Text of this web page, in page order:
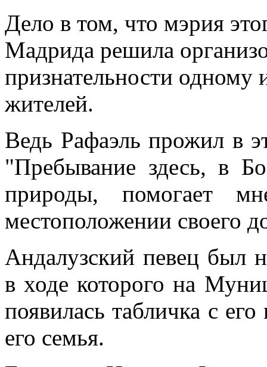
Дело в том, что мэрия
Мадрида решила
признательности одному
жителей.
Ведь Рафаэль прожил в
"Пребывание здесь, в
природы, помогает
местоположении своего
Андалузский певец был
в ходе которого на
появилась табличка с
его семья.